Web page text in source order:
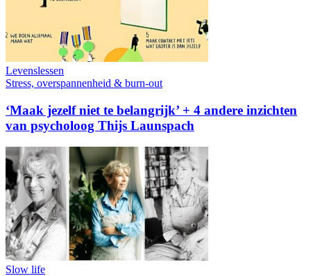
Levenslessen
Stress, overspannenheid & burn-out
‘Maak jezelf niet te belangrijk’ + 4 andere inzichten
van psycholoog Thijs Launspach
Slow life